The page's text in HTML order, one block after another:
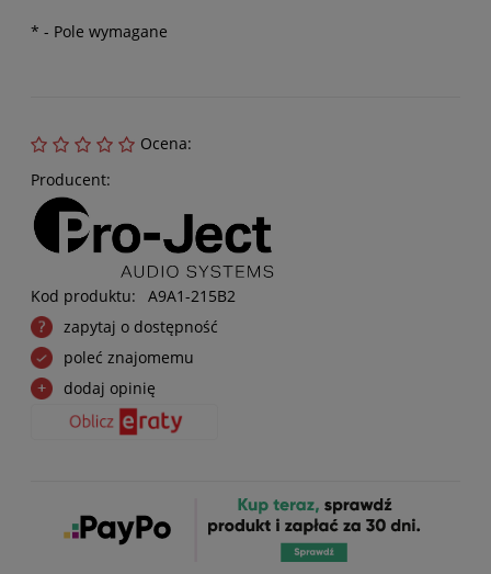
* - Pole wymagane
Ocena:
Producent:
Kod produktu:
A9A1-215B2
zapytaj o dostępność
poleć znajomemu
dodaj opinię